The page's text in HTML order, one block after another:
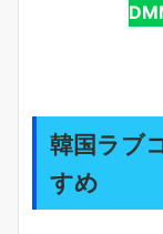
韓国ラブ
すめ